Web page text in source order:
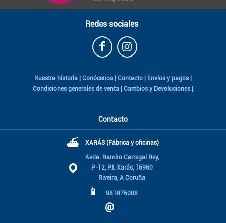
Redes sociales
Nuestra historia | Conócenos | Contacto | Envíos y pagos |
Condiciones generales de venta | Cambios y Devoluciones |
Contacto
⛴ XARÁS (Fábrica y oficinas)
Avda. Ramiro Carregal Rey,
P-12, P.I. Xarás, 15960
Riveira, A Coruña
📱 981876008
@